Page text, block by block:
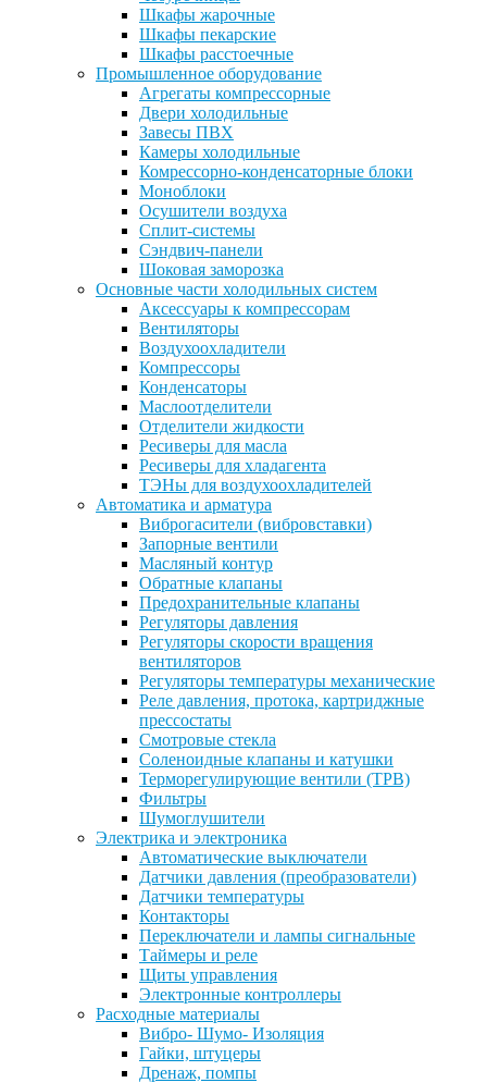
Шкафы жарочные
Шкафы пекарские
Шкафы расстоечные
Промышленное оборудование
Агрегаты компрессорные
Двери холодильные
Завесы ПВХ
Камеры холодильные
Комрессорно-конденсаторные блоки
Моноблоки
Осушители воздуха
Сплит-системы
Сэндвич-панели
Шоковая заморозка
Основные части холодильных систем
Аксессуары к компрессорам
Вентиляторы
Воздухоохладители
Компрессоры
Конденсаторы
Маслоотделители
Отделители жидкости
Ресиверы для масла
Ресиверы для хладагента
ТЭНы для воздухоохладителей
Автоматика и арматура
Виброгасители (вибровставки)
Запорные вентили
Масляный контур
Обратные клапаны
Предохранительные клапаны
Регуляторы давления
Регуляторы скорости вращения
вентиляторов
Регуляторы температуры механические
Реле давления, протока, картриджные
прессостаты
Смотровые стекла
Соленоидные клапаны и катушки
Терморегулирующие вентили (ТРВ)
Фильтры
Шумоглушители
Электрика и электроника
Автоматические выключатели
Датчики давления (преобразователи)
Датчики температуры
Контакторы
Переключатели и лампы сигнальные
Таймеры и реле
Щиты управления
Электронные контроллеры
Расходные материалы
Вибро- Шумо- Изоляция
Гайки, штуцеры
Дренаж, помпы